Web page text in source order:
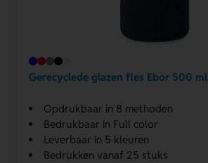
Gerecyclede glazen fles Ebor 500 ml
Opdrukbaar in 8 methoden
Bedrukbaar in Full color
Leverbaar in 5 kleuren
Bedrukken vanaf 25 stuks